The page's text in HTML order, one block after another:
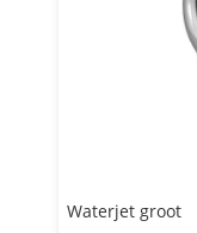
Waterjet groot